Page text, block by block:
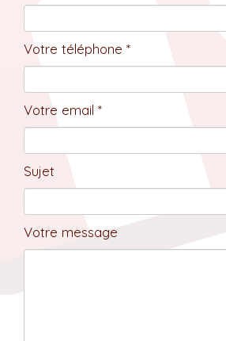
Votre téléphone *
Votre email *
Sujet
Votre message